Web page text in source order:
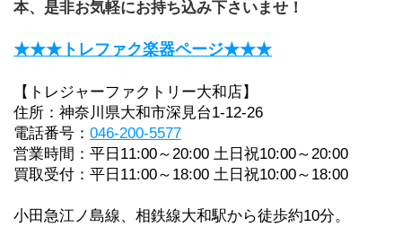
本、是非お気軽にお持ち込み下さいませ！
★★★トレファク楽器ページ★★★
【トレジャーファクトリー大和店】
住所：神奈川県大和市深見台1-12-26
電話番号： 046-200-5577
営業時間：平日11:00～20:00 土日祝10:00～20:00
買取受付：平日11:00～18:00 土日祝10:00～18:00
小田急江ノ島線、相鉄線大和駅から徒歩約10分。